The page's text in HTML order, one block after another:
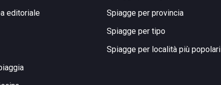
editoriale
Spiagge per provincia
Spiagge per tipo
Spiagge per località più popolari